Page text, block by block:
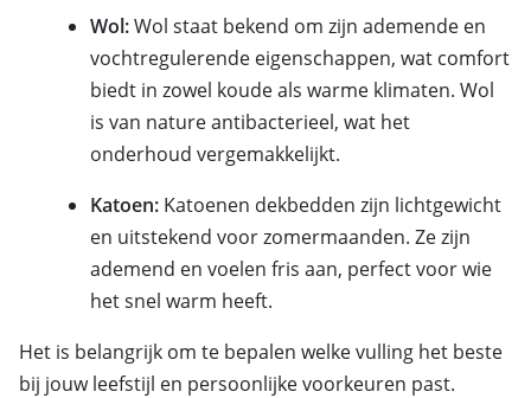
Wol:Wol staat bekend om zijn ademende en
vochtregulerende eigenschappen, wat comfort
biedt in zowel koude als warme klimaten. Wol
is van nature antibacterieel, wat het
onderhoud vergemakkelijkt.
Katoen: Katoenen dekbedden zijn lichtgewicht
en uitstekend voor zomermaanden. Ze zijn
ademend en voelen fris aan, perfect voor wie
het snel warm heeft.
Het is belangrijk om te bepalen welke vulling het beste
bij jouw leefstijl en persoonlijke voorkeuren past.